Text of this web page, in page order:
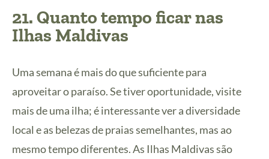
21. Quanto tempo ficar nas
Ilhas Maldivas
Uma semana é mais do que suficiente para
aproveitar o paraíso. Se tiver oportunidade, visite
mais de uma ilha; é interessante ver a diversidade
local e as belezas de praias semelhantes, mas ao
mesmo tempo diferentes. As Ilhas Maldivas são